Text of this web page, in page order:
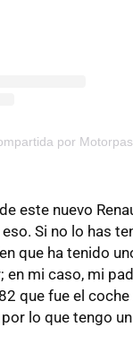
por
este nuevo
Si no lo has
que ha tenido
en mi caso, mi
que fue el
lo que tengo